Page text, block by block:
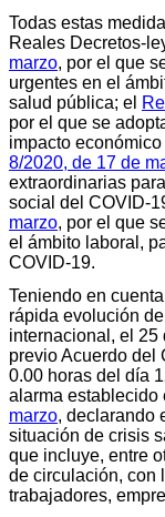
Todas estas
Reales Decretos-
marzo, por el que
urgentes en el
salud pública; el
por el que se
impacto
8/2020, de 17 de
extraordinarias
social del COVID-
marzo, por el que
el ámbito laboral,
COVID-19.
Teniendo en
rápida evolución
internacional, el 25
previo Acuerdo del
0.00 horas del día
alarma establecido
marzo, declarando
situación de crisis
que incluye, entre
de circulación, con
trabajadores,